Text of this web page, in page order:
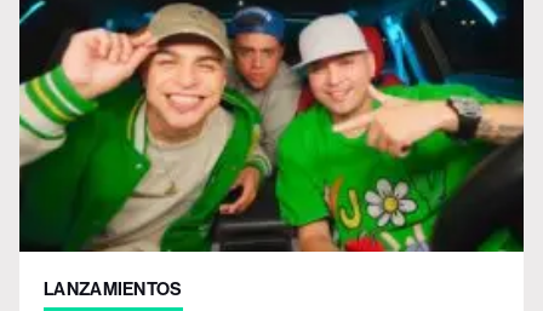
LANZAMIENTOS